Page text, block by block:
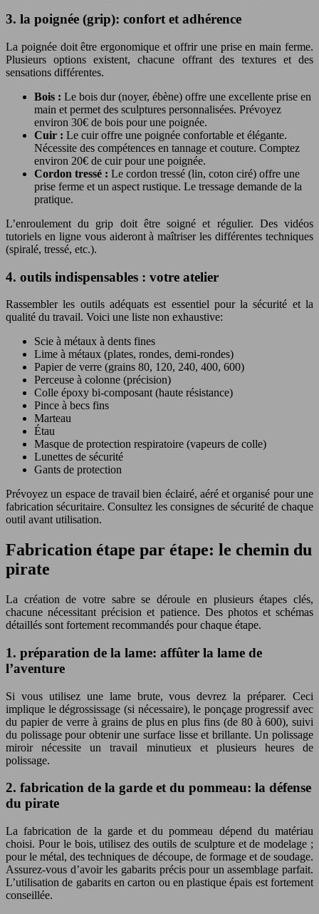
3. la poignée (grip): confort et adhérence
La poignée doit être ergonomique et offrir une prise en main ferme.
Plusieurs options existent, chacune offrant des textures et des
sensations différentes.
Bois : Le bois dur (noyer, ébène) offre une excellente prise en
main et permet des sculptures personnalisées. Prévoyez
environ 30€ de bois pour une poignée.
Cuir : Le cuir offre une poignée confortable et élégante.
Nécessite des compétences en tannage et couture. Comptez
environ 20€ de cuir pour une poignée.
Cordon tressé : Le cordon tressé (lin, coton ciré) offre une
prise ferme et un aspect rustique. Le tressage demande de la
pratique.
L’enroulement du grip doit être soigné et régulier. Des vidéos
tutoriels en ligne vous aideront à maîtriser les différentes techniques
(spiralé, tressé, etc.).
4. outils indispensables : votre atelier
Rassembler les outils adéquats est essentiel pour la sécurité et la
qualité du travail. Voici une liste non exhaustive:
Scie à métaux à dents fines
Lime à métaux (plates, rondes, demi-rondes)
Papier de verre (grains 80, 120, 240, 400, 600)
Perceuse à colonne (précision)
Colle époxy bi-composant (haute résistance)
Pince à becs fins
Marteau
Étau
Masque de protection respiratoire (vapeurs de colle)
Lunettes de sécurité
Gants de protection
Prévoyez un espace de travail bien éclairé, aéré et organisé pour une
fabrication sécuritaire. Consultez les consignes de sécurité de chaque
outil avant utilisation.
Fabrication étape par étape: le chemin du
pirate
La création de votre sabre se déroule en plusieurs étapes clés,
chacune nécessitant précision et patience. Des photos et schémas
détaillés sont fortement recommandés pour chaque étape.
1. préparation de la lame: affûter la lame de
l’aventure
Si vous utilisez une lame brute, vous devrez la préparer. Ceci
implique le dégrossissage (si nécessaire), le ponçage progressif avec
du papier de verre à grains de plus en plus fins (de 80 à 600), suivi
du polissage pour obtenir une surface lisse et brillante. Un polissage
miroir nécessite un travail minutieux et plusieurs heures de
polissage.
2. fabrication de la garde et du pommeau: la défense
du pirate
La fabrication de la garde et du pommeau dépend du matériau
choisi. Pour le bois, utilisez des outils de sculpture et de modelage ;
pour le métal, des techniques de découpe, de formage et de soudage.
Assurez-vous d’avoir les gabarits précis pour un assemblage parfait.
L’utilisation de gabarits en carton ou en plastique épais est fortement
conseillée.